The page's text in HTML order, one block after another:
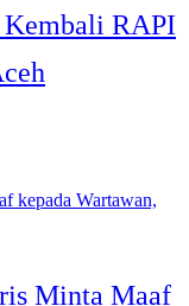
RAPI
Minta Maaf